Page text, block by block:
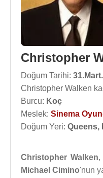
Christopher
Doğum Tarihi:
Christopher Walken
Burcu: Koç
Meslek: Sinema
Doğum Yeri: Queens,
Christopher Walken,
Michael Cimino'nun